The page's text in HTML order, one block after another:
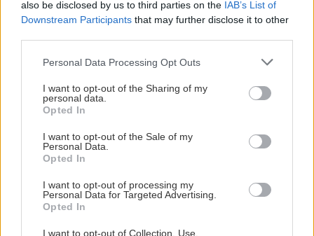
also be disclosed by us to third parties on the IAB’s List of
Downstream Participants that may further disclose it to other
Please note that this website/app uses one or more Google
not limited to your visit or usage behaviour. You may click to
grant or deny consent to Google and its third-party tags to
use your data for below specified purposes in below Google
consent section.
Personal Data Processing Opt Outs
I want to opt-out of the Sharing of my
personal data.
Opted In
I want to opt-out of the Sale of my
Personal Data.
Opted In
I want to opt-out of processing my
Personal Data for Targeted Advertising.
Opted In
I want to opt-out of Collection, Use,
možno prekvapí
kvitnutia?
CHALUPA
Na Morave prerobila
starú chalupu na
dokáže aj podpísať.